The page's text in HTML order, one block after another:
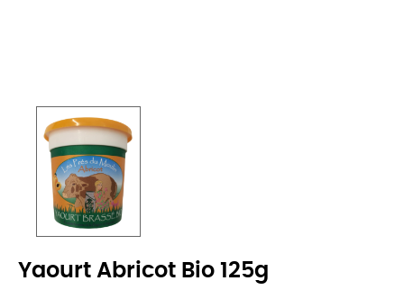
Yaourt Abricot Bio 125g